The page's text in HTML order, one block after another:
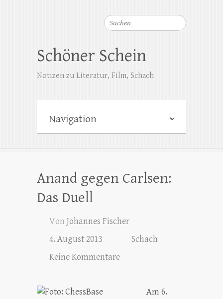
Suchen
Schöner Schein
Notizen zu Literatur, Film, Schach
Anand gegen Carlsen:
Das Duell
Von Johannes Fischer
4. August 2013
Schach
Keine Kommentare
Am 6.